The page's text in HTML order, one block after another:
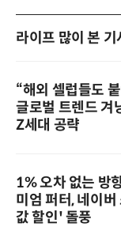
라이프 많이 본 기
“해외 셀럽들도
글로벌 트렌드 겨
Z세대 공략
1% 오차 없는 방
미엄 퍼터, 네이
값 할인' 돌풍